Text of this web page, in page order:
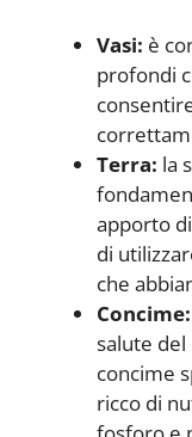
Vasi: è
profondi
Terra: la
apporto
di
che
Concime:
salute
concime
ricco di